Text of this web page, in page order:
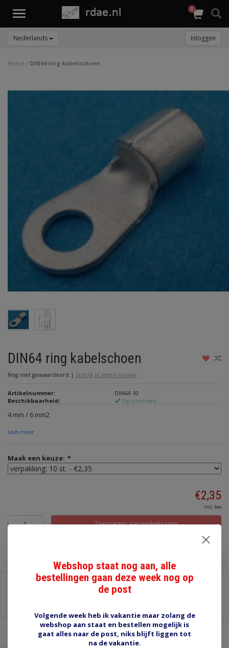
Toggle
0
Nederlands Inloggen
Home / DIN64 ring kabelschoen
DIN64 ring kabelschoen
Nog niet gewaardeerd | Schrijf je eigen review
Artikelnummer:
DIN64-10
Beschikbaarheid:
Op voorraad
4 mm / 6 mm2
Lees meer
Maak een keuze: *
€2,35
Incl. btw
Toevoegen aan winkelwagen
Webshop staat nog aan, alle
bestellingen gaan deze week nog op
de post
Volgende week heb ik vakantie maar zolang de
webshop aan staat en bestellen mogelijk is
gaat alles naar de post, niks blijft liggen tot
na de vakantie.